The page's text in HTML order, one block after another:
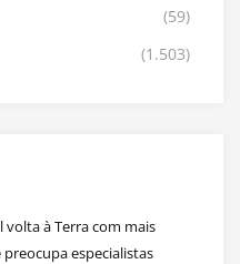
(59)
(1.503)
volta à Terra com mais
especialistas